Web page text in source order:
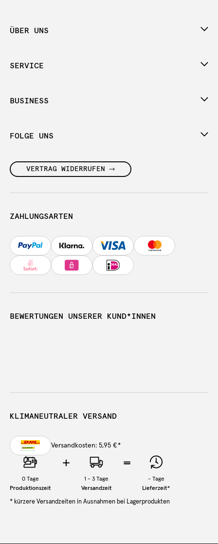
ÜBER UNS
SERVICE
BUSINESS
FOLGE UNS
VERTRAG WIDERRUFEN
ZAHLUNGSARTEN
BEWERTUNGEN UNSERER KUND*INNEN
KLIMANEUTRALER VERSAND
Versandkosten: 5,95 €*
0Tage
Produktionszeit
1 - 3 Tage
Versandzeit
- Tage
Lieferzeit*
* kürzere Versandzeiten in Ausnahmen bei Lagerprodukten